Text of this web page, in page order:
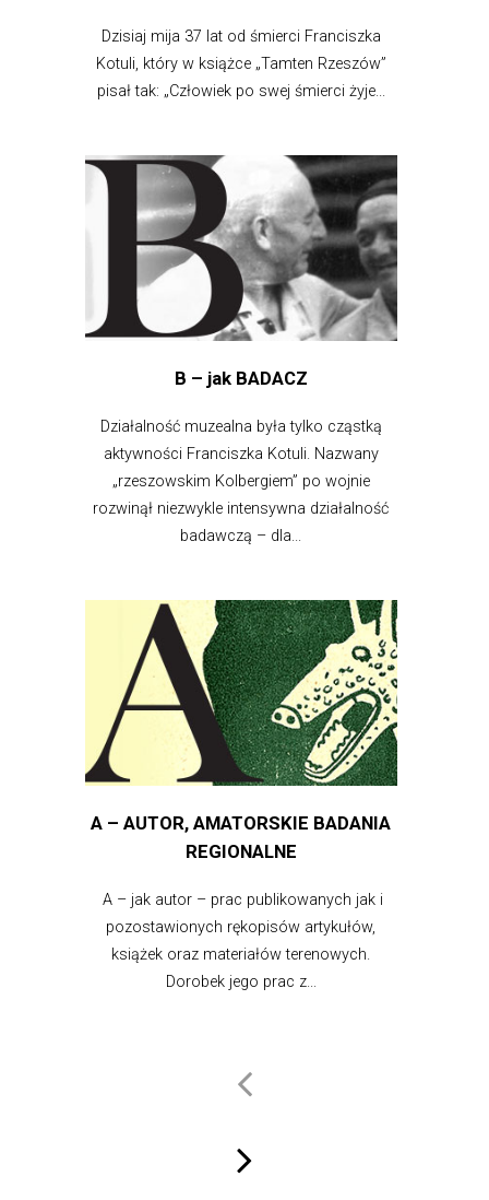
Dzisiaj mija 37 lat od śmierci Franciszka
Kotuli, który w książce „Tamten Rzeszów”
pisał tak: „Człowiek po swej śmierci żyje...
B – jak BADACZ
Działalność muzealna była tylko cząstką
aktywności Franciszka Kotuli. Nazwany
„rzeszowskim Kolbergiem” po wojnie
rozwinął niezwykle intensywna działalność
badawczą – dla...
A – AUTOR, AMATORSKIE BADANIA
REGIONALNE
A – jak autor – prac publikowanych jak i
pozostawionych rękopisów artykułów,
książek oraz materiałów terenowych.
Dorobek jego prac z...